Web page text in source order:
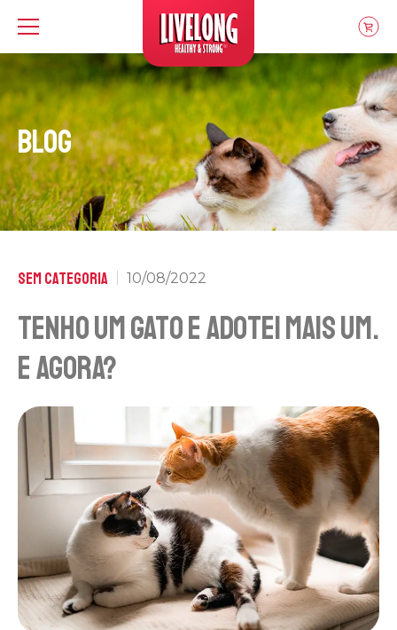
Blog
Sem categoria 10/08/2022
Tenho um gato e adotei mais um.
E agora?